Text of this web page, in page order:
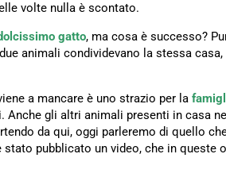
volte nulla è scontato.
gatto, ma cosa è successo?
animali condividevano la stessa
a mancare è uno strazio per la
Anche gli altri animali presenti in casa ne
da qui, oggi parleremo di quello
stato pubblicato un video, che in queste